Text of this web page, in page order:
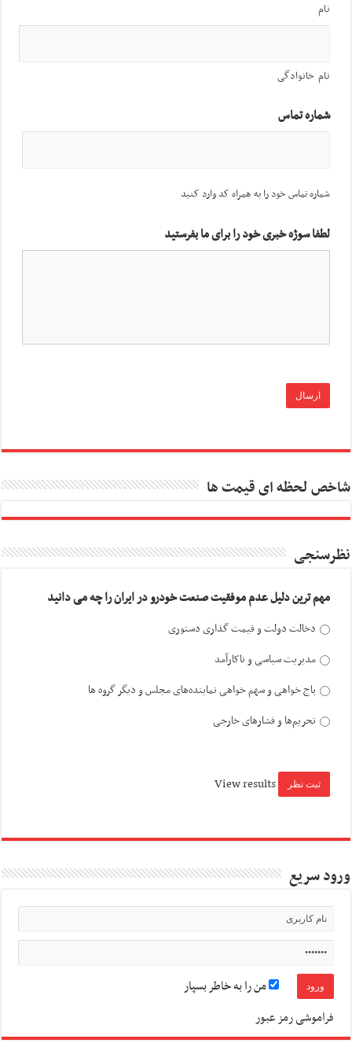
نام
نام خانوادگی
شماره تماس
شماره تماس خود را به همراه کد وارد کنید
لطفا سوژه خبری خود را برای ما بفرستید
شاخص لحظه ای قیمت ها
نظرسنجی
مهم ترین دلیل عدم موفقیت صنعت خودرو در ایران را چه می دانید
دخالت دولت و قیمت گذاری دستوری
مدیریت سیاسی و ناکارآمد
باج خواهی و سهم خواهی نماینده‌های مجلس و دیگر گروه ها
تحریم‌ها و فشارهای خارجی
View results
ورود سریع
من را به خاطر بسپار
فراموشی رمز عبور